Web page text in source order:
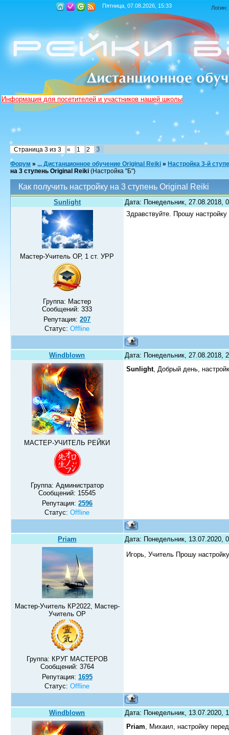
Пятница, 07.08.2026, 15:33 Логин:
Информация для посетителей и участников нашей школы
Страница 3 из 3 « 1 2 3
Форум » ,,, Дистанционное обучение Original Reiki » Настройка 3-й
на 3 ступень Original Reiki (Настройка "Б")
Как получить настройку на 3 ступень Original Reiki
Sunlight Дата: Понедельник, 27.08.2018,
Мастер-Учитель ОР, 1 ст. УРР
Группа: Мастер
Сообщений:333
Репутация:207
Статус:Offline
Здравствуйте. Прошу
Windblown Дата: Понедельник, 27.08.2018,
МАСТЕР-УЧИТЕЛЬ РЕЙКИ
Группа: Администратор
Сообщений: 15545
Репутация: 2596
Статус:Offline
Sunlight, Добрый день,
Priam Дата: Понедельник, 13.07.2020,
Мастер-Учитель КР2022, Мастер-
Учитель ОР
Группа: КРУГ МАСТЕРОВ
Сообщений: 3764
Репутация: 1695
Статус:Offline
Игорь, Учитель Прошу
Windblown Дата: Понедельник, 13.07.2020,
Priam , Михаил, настройку